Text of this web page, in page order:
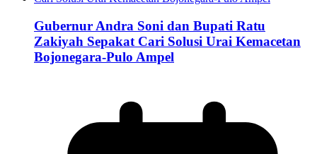
Gubernur Andra Soni dan Bupati Ratu
Zakiyah Sepakat Cari Solusi Urai Kemacetan
Bojonegara-Pulo Ampel